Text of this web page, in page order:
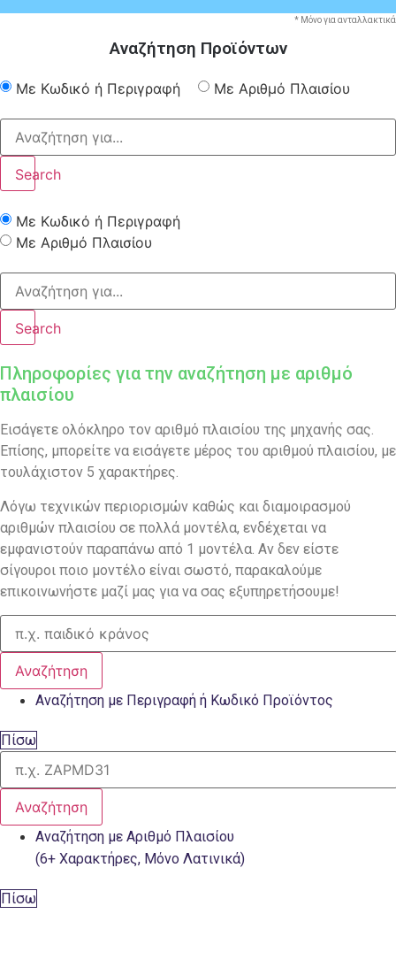
* Μόνο για ανταλλακτικά
Αναζήτηση Προϊόντων
Με Κωδικό ή Περιγραφή Με Αριθμό Πλαισίου
Search
Με Κωδικό ή Περιγραφή
Με Αριθμό Πλαισίου
Search
Πληροφορίες για την αναζήτηση με αριθμό
πλαισίου
Εισάγετε ολόκληρο τον αριθμό πλαισίου της μηχανής σας.
Επίσης, μπορείτε να εισάγετε μέρος του αριθμού πλαισίου, με
τουλάχιστον 5 χαρακτήρες.
Λόγω τεχνικών περιορισμών καθώς και διαμοιρασμού
αριθμών πλαισίου σε πολλά μοντέλα, ενδέχεται να
εμφανιστούν παραπάνω από 1 μοντέλα. Αν δεν είστε
σίγουροι ποιο μοντέλο είναι σωστό, παρακαλούμε
επικοινωνήστε μαζί μας για να σας εξυπηρετήσουμε!
Αναζήτηση
Αναζήτηση με Περιγραφή ή Κωδικό Προϊόντος
Πίσω
Αναζήτηση
Αναζήτηση με Αριθμό Πλαισίου
(6+ Χαρακτήρες, Μόνο Λατινικά)
Πίσω